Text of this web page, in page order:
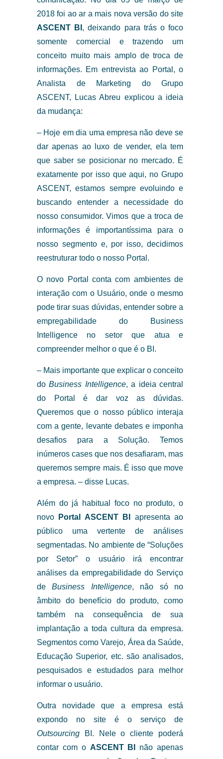
2018 foi ao ar a mais nova versão do site
ASCENT BI , deixando para trás o foco
somente comercial e trazendo um
conceito muito mais amplo de troca de
informações. Em entrevista ao Portal, o
Analista de Marketing do Grupo
ASCENT, Lucas Abreu explicou a ideia
da mudança:
– Hoje em dia uma empresa não deve se
dar apenas ao luxo de vender, ela tem
que saber se posicionar no mercado. É
exatamente por isso que aqui, no Grupo
ASCENT, estamos sempre evoluindo e
buscando entender a necessidade do
nosso consumidor. Vimos que a troca de
informações é importantíssima para o
nosso segmento e, por isso, decidimos
reestruturar todo o nosso Portal.
O novo Portal conta com ambientes de
interação com o Usuário, onde o mesmo
pode tirar suas dúvidas, entender sobre a
empregabilidade do Business
Intelligence no setor que atua e
compreender melhor o que é o BI.
– Mais importante que explicar o conceito
doBusiness Intelligence, a ideia central
do Portal é dar voz as dúvidas.
Queremos que o nosso público interaja
com a gente, levante debates e imponha
desafios para a Solução. Temos
inúmeros cases que nos desafiaram, mas
queremos sempre mais. É isso que move
a empresa. – disse Lucas.
Além do já habitual foco no produto, o
novo
Portal ASCENT BI
apresenta ao
público uma vertente de análises
segmentadas. No ambiente de “Soluções
por Setor” o usuário irá encontrar
análises da empregabilidade do Serviço
deBusiness Intelligence, não só no
âmbito do benefício do produto, como
também na consequência de sua
implantação a toda cultura da empresa.
Segmentos como Varejo, Área da Saúde,
Educação Superior, etc. são analisados,
pesquisados e estudados para melhor
informar o usuário.
Outra novidade que a empresa está
expondo no site é o serviço de
Outsourcing BI. Nele o cliente poderá
contar com o ASCENT BI
não apenas